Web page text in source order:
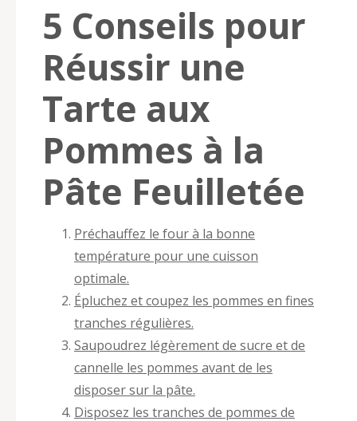
5 Conseils pour
Réussir une
Tarte aux
Pommes à la
Pâte Feuilletée
Préchauffez le four à la bonne
température pour une cuisson
optimale.
Épluchez et coupez les pommes en fines
tranches régulières.
Saupoudrez légèrement de sucre et de
cannelle les pommes avant de les
disposer sur la pâte.
Disposez les tranches de pommes de